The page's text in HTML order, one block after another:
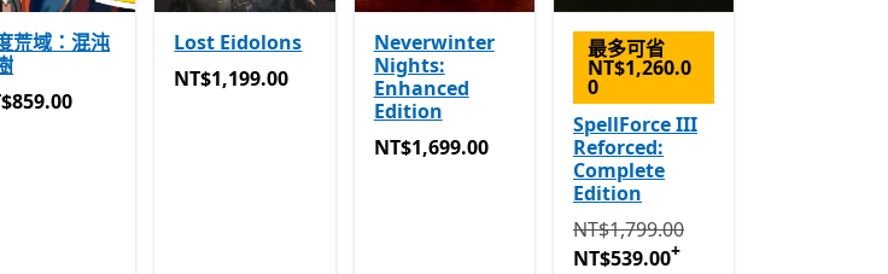
荒域：混沌
Lost Eidolons
NT$1,199.00
NT$1,199.00
Neverwinter
Nights:
Enhanced
Edition
NT$1,699.00
NT$1,699.00
最多可省
NT$1,260.0
0
SpellForce III
Reforced:
Complete
Edition
原價 NT$1,799.00 現價 NT$539.00
NT$1,799.00
NT$539.00+